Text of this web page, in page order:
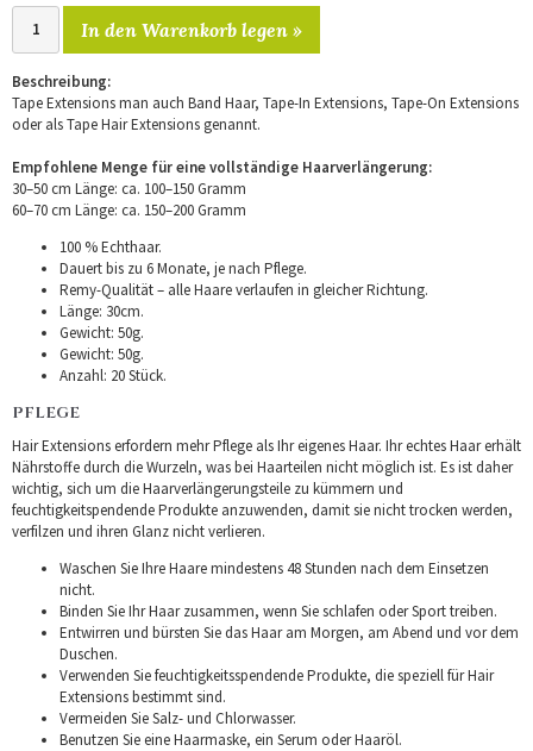
In den Warenkorb legen »
Beschreibung:
Tape Extensions man auch Band Haar, Tape-In Extensions, Tape-On Extensions
oder als Tape Hair Extensions genannt.
Empfohlene Menge für eine vollständige Haarverlängerung:
30–50 cm Länge: ca. 100–150 Gramm
60–70 cm Länge: ca. 150–200 Gramm
100 % Echthaar.
Dauert bis zu 6 Monate, je nach Pflege.
Remy-Qualität – alle Haare verlaufen in gleicher Richtung.
Länge: 30cm.
Gewicht: 50g.
Gewicht: 50g.
Anzahl: 20 Stück.
PFLEGE
Hair Extensions erfordern mehr Pflege als Ihr eigenes Haar. Ihr echtes Haar erhält
Nährstoffe durch die Wurzeln, was bei Haarteilen nicht möglich ist. Es ist daher
wichtig, sich um die Haarverlängerungsteile zu kümmern und
feuchtigkeitspendende Produkte anzuwenden, damit sie nicht trocken werden,
verfilzen und ihren Glanz nicht verlieren.
Waschen Sie Ihre Haare mindestens 48 Stunden nach dem Einsetzen
nicht.
Binden Sie Ihr Haar zusammen, wenn Sie schlafen oder Sport treiben.
Entwirren und bürsten Sie das Haar am Morgen, am Abend und vor dem
Duschen.
Verwenden Sie feuchtigkeitsspendende Produkte, die speziell für Hair
Extensions bestimmt sind.
Vermeiden Sie Salz- und Chlorwasser.
Benutzen Sie eine Haarmaske, ein Serum oder Haaröl.